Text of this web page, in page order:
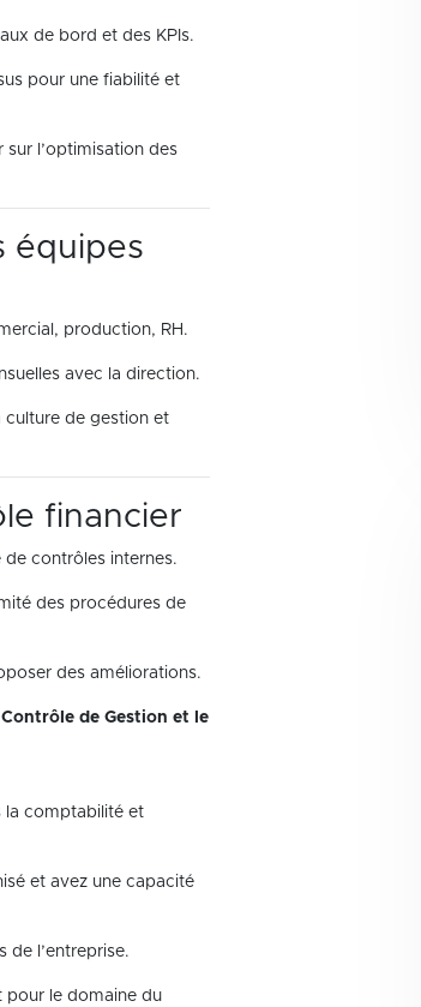
de bord et des KPIs.
pour une fiabilité et
sur l’optimisation des
équipes
production, RH.
avec la direction.
culture de gestion et
financier
contrôles internes.
des procédures de
des améliorations.
de Gestion et le
la comptabilité et
et avez une capacité
de l’entreprise.
pour le domaine du